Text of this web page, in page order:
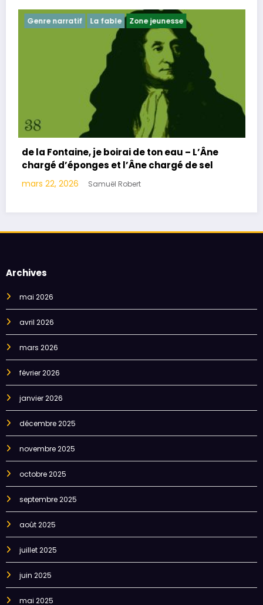
La ​fable Zone jeunesse
je boirai de ton eau – L’Âne
et l’Âne chargé de sel
Samuël Robert
de la
Archives
mai 2026
avril 2026
mars 2026
février 2026
janvier 2026
décembre 2025
novembre 2025
octobre 2025
septembre 2025
août 2025
juillet 2025
juin 2025
mai 2025